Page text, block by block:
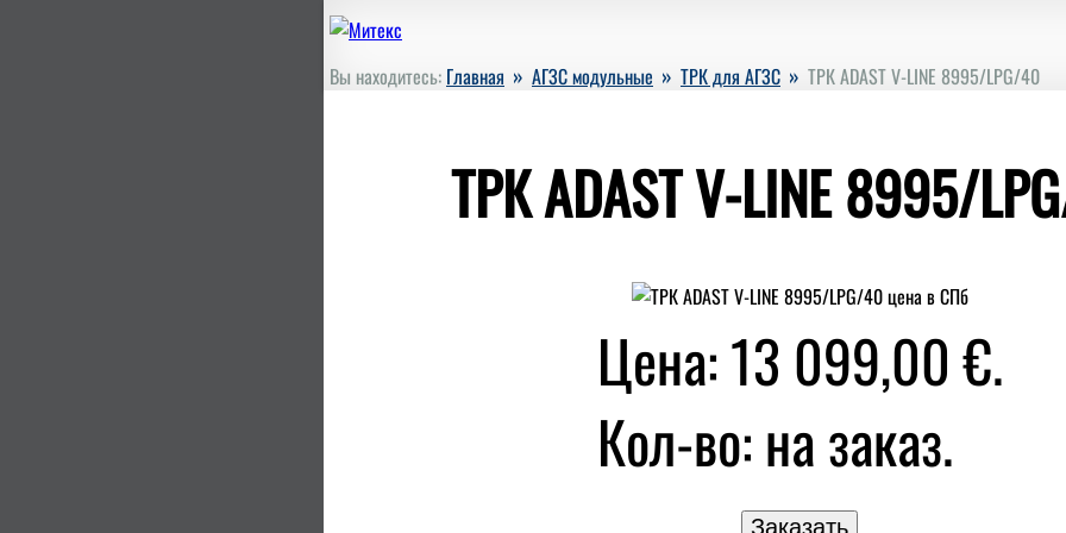
Вы находитесь: Главная » АГЗС модульные » ТРК для АГЗС » ТРК ADAST V-LINE 8995/LPG/40
ТРК ADAST V-LINE 8995/
Цена: 13 099,00 €.
Кол-во:на заказ.